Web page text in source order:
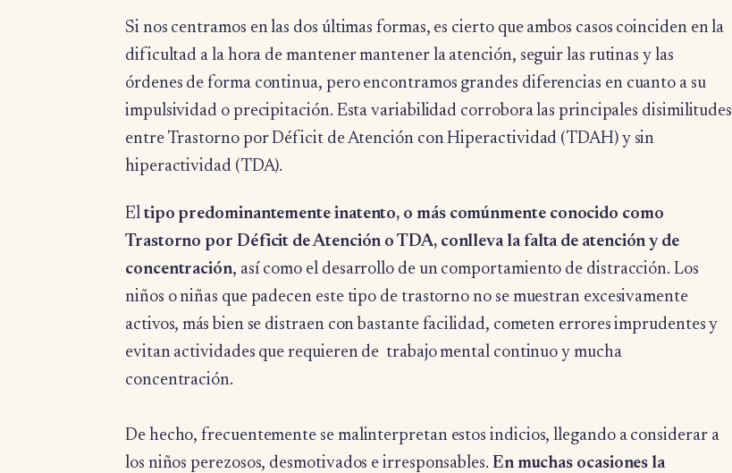
Si nos centramos en las dos últimas formas, es cierto que ambos casos coinciden en la
dificultad a la hora de mantener mantener la atención, seguir las rutinas y las
órdenes de forma continua, pero encontramos grandes diferencias en cuanto a su
impulsividad o precipitación. Esta variabilidad corrobora las principales disimilitudes
entre Trastorno por Déficit de Atención con Hiperactividad (TDAH) y sin
hiperactividad (TDA).
Eltipo predominantemente inatento, o más comúnmente conocido como
Trastorno por Déficit de Atención o TDA, conlleva la falta de atención y de
concentración, así como el desarrollo de un comportamiento de distracción. Los
niños o niñas que padecen este tipo de trastorno no se muestran excesivamente
activos, más bien se distraen con bastante facilidad, cometen errores imprudentes y
evitan actividades que requieren de trabajo mental continuo y mucha
concentración.
De hecho, frecuentemente se malinterpretan estos indicios, llegando a considerar a
los niños perezosos, desmotivados e irresponsables. En muchas ocasiones la